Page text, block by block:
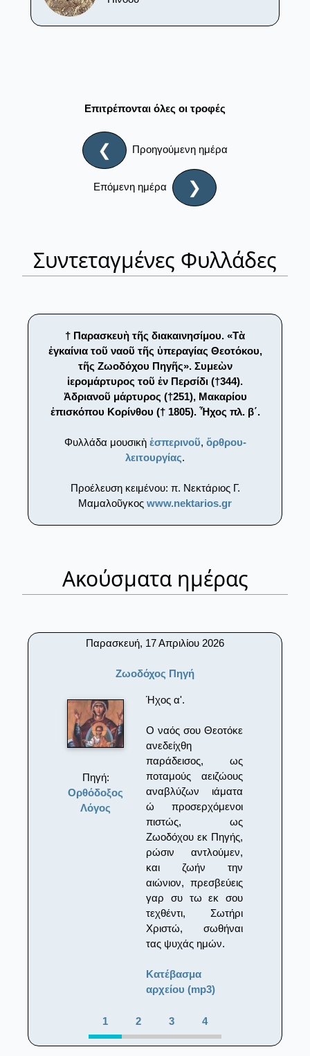
Επιτρέπονται όλες οι τροφές
❮ Προηγούμενη ημέρα
Επόμενη ημέρα ❯
Συντεταγμένες Φυλλάδες
† Παρασκευὴ τῆς διακαινησίμου. «Τὰ
ἐγκαίνια τοῦ ναοῦ τῆς ὑπεραγίας Θεοτόκου,
τῆς Ζωοδόχου Πηγῆς». Συμεὼν
ἱερομάρτυρος τοῦ ἐν Περσίδι (†344).
Ἀδριανοῦ μάρτυρος (†251), Μακαρίου
ἐπισκόπου Κορίνθου († 1805). Ἦχος πλ. β΄.
Φυλλάδα μουσικὴ ἑσπερινοῦ, ὄρθρου-
λειτουργίας.
Προέλευση κειμένου: π. Νεκτάριος Γ.
Μαμαλοῦγκος www.nektarios.gr
Ακούσματα ημέρας
Παρασκευή, 17 Απριλίου 2026
Ζωοδόχος Πηγή
Πηγή:
Ορθόδοξος
Λόγος
Ήχος α'.
Ο ναός σου Θεοτόκε
ανεδείχθη
παράδεισος, ως
ποταμούς αειζώους
αναβλύζων ιάματα
ώ προσερχόμενοι
πιστώς, ως
Ζωοδόχου εκ Πηγής,
ρώσιν αντλούμεν,
και ζωήν την
αιώνιον, πρεσβεύεις
γαρ συ τω εκ σου
τεχθέντι, Σωτήρι
Χριστώ, σωθήναι
τας ψυχάς ημών.
Κατέβασμα
αρχείου (mp3)
1 2 3 4